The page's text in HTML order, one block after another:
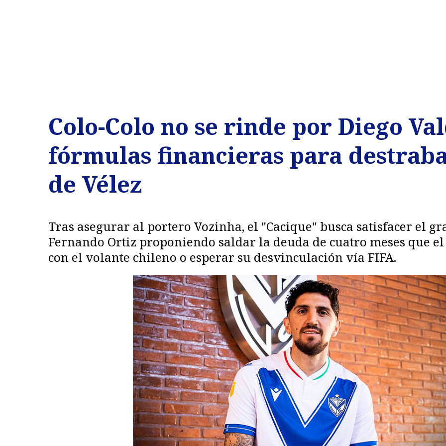
Colo-Colo no se rinde por Diego
fórmulas financieras para
de Vélez
Tras asegurar al portero Vozinha, el "Cacique" busca satisfacer el
Fernando Ortiz proponiendo saldar la deuda de cuatro meses que
con el volante chileno o esperar su desvinculación vía FIFA.